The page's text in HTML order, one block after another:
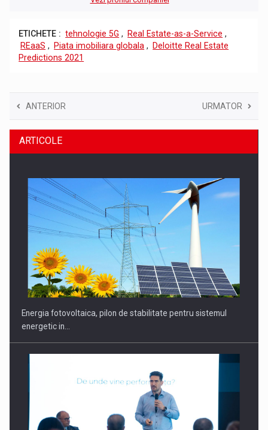
ETICHETE : tehnologie 5G , Real Estate-as-a-Service ,
REaaS , Piata imobiliara globala ,
Deloitte Real Estate
Predictions 2021
ANTERIOR URMATOR
ARTICOLE
Energia fotovoltaica, pilon de stabilitate pentru sistemul
energetic in…